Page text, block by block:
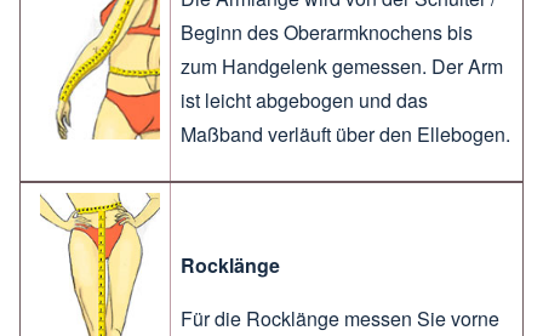
Beginn des Oberarmknochens bis
zum Handgelenk gemessen. Der Arm
ist leicht abgebogen und das
Maßband verläuft über den Ellebogen.
Rocklänge
Für die Rocklänge messen Sie vorne